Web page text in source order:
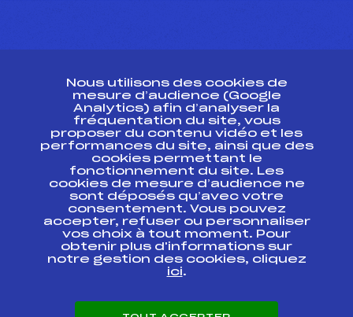
Ressources
Pass’Neige
Projet sportif fédéral
Projet de performance fédéral
Antidopage
Pôle Développement, Formation, Suivi
Scientifique
Listes ministérielles
Pôle vie de l’athlète
Enseignement professionnel
Nous utilisons des cookies de
mesure d’audience (Google
Analytics) afin d’analyser la
fréquentation du site, vous
proposer du contenu vidéo et les
performances du site, ainsi que des
cookies permettant le
fonctionnement du site. Les
cookies de mesure d’audience ne
sont déposés qu’avec votre
consentement. Vous pouvez
accepter, refuser ou personnaliser
vos choix à tout moment. Pour
obtenir plus d'informations sur
notre gestion des cookies, cliquez
ici.